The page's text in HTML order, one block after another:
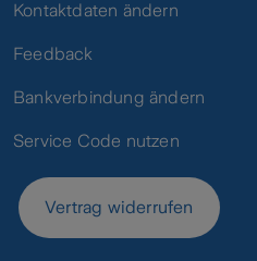
Kontaktdaten ändern
Feedback
Bankverbindung ändern
Service Code nutzen
Vertrag widerrufen